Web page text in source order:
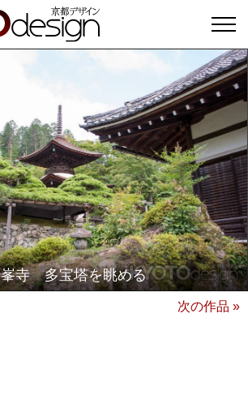
寺 多宝塔を眺める
次の作品 »